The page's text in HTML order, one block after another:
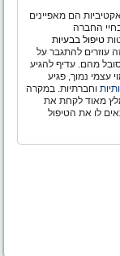
הם מאפיינים
בחיי החברה
טיפול בבעיות
עוזרים להתגבר על
מהם. עדיף להגיע
עצמי נמוך, פגיע
וחברתיות. במקרה
מאוד לקחת את
לו את הטיפול